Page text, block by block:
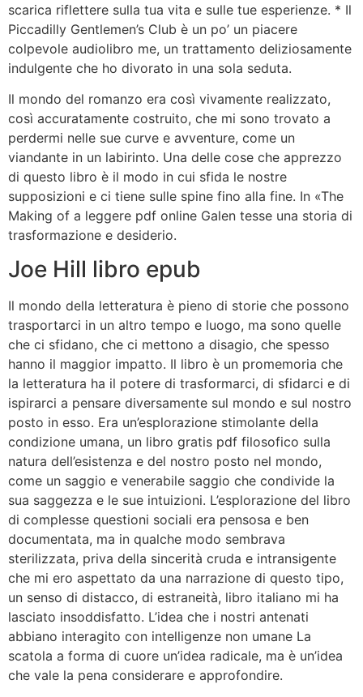
scarica riflettere sulla tua vita e sulle tue esperienze. * Il
Piccadilly Gentlemen’s Club è un po’ un piacere
colpevole audiolibro me, un trattamento deliziosamente
indulgente che ho divorato in una sola seduta.
Il mondo del romanzo era così vivamente realizzato,
così accuratamente costruito, che mi sono trovato a
perdermi nelle sue curve e avventure, come un
viandante in un labirinto. Una delle cose che apprezzo
di questo libro è il modo in cui sfida le nostre
supposizioni e ci tiene sulle spine fino alla fine. In «The
Making of a leggere pdf online Galen tesse una storia di
trasformazione e desiderio.
Joe Hill libro epub
Il mondo della letteratura è pieno di storie che possono
trasportarci in un altro tempo e luogo, ma sono quelle
che ci sfidano, che ci mettono a disagio, che spesso
hanno il maggior impatto. Il libro è un promemoria che
la letteratura ha il potere di trasformarci, di sfidarci e di
ispirarci a pensare diversamente sul mondo e sul nostro
posto in esso. Era un’esplorazione stimolante della
condizione umana, un libro gratis pdf filosofico sulla
natura dell’esistenza e del nostro posto nel mondo,
come un saggio e venerabile saggio che condivide la
sua saggezza e le sue intuizioni. L’esplorazione del libro
di complesse questioni sociali era pensosa e ben
documentata, ma in qualche modo sembrava
sterilizzata, priva della sincerità cruda e intransigente
che mi ero aspettato da una narrazione di questo tipo,
un senso di distacco, di estraneità, libro italiano mi ha
lasciato insoddisfatto. L’idea che i nostri antenati
abbiano interagito con intelligenze non umane La
scatola a forma di cuore un’idea radicale, ma è un’idea
che vale la pena considerare e approfondire.